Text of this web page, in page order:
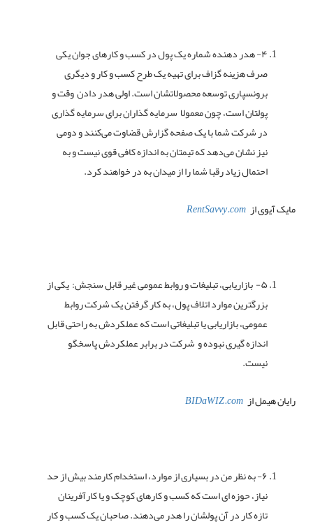
۴- هدر دهنده شماره یک پول در کسب و کارهای جوان یکی
صرف هزینه گزاف برای تهیه یک طرح کسب و کار و دیگری
برونسپاری توسعه محصولاتشان است. اولی هدر دادن وقت و
پولتان است، چون معمولا سرمایه گذاران برای سرمایه گذاری
در شرکت شما با یک صفحه گزارش قضاوت می‌کنند و دومی
نیز نشان می‌دهد که تیمتان به اندازه کافی قوی نیست و به
احتمال زیاد رقبا شما را از میدان به در خواهند کرد.
مایک آیوی از RentSavvy.com
۵- بازاریابی، تبلیغات و روابط عمومی غیر قابل سنجش: یکی از
بزرگترین موارد اتلاف پول، به کار گرفتن یک شرکت روابط
عمومی، بازاریابی یا تبلیغاتی است که عملکردش به راحتی قابل
اندازه گیری نبوده و شرکت در برابر عملکردش پاسخگو
نیست.
رایان هیمل از BIDaWIZ.com
۶- به نظر من در بسیاری از موارد، استخدام کارمند بیش از حد
نیاز، حوزه ای است که کسب و کارهای کوچک و یا کارآفرینان
تازه کار در آن پولشان را هدر می‌دهند. صاحبان یک کسب و کار